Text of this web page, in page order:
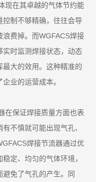
现在其卓越的气体节约能
控制不够精确，往往会导
费掉。而WGFACS焊接
时监测焊接状态，动态
大的效用。这种精准的
业的运营成本。
在保证焊接质量方面也表
不慎就可能出现气孔、
焊接节流器通过优
定、均匀的气体环境，
免了气孔的产生。同